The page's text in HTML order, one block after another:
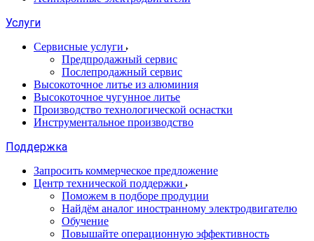
Услуги
Сервисные услуги
Предпродажный сервис
Послепродажный сервис
Высокоточное литье из алюминия
Высокоточное чугунное литье
Производство технологической оснастки
Инструментальное производство
Поддержка
Запросить коммерческое предложение
Центр технической поддержки
Поможем в подборе продуции
Найдём аналог иностранному электродвигателю
Обучение
Повышайте операционную эффективность